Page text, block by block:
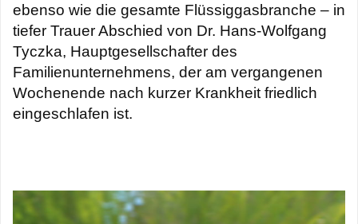
ebenso wie die gesamte Flüssiggasbranche – in
tiefer Trauer Abschied von Dr. Hans‑Wolfgang
Tyczka, Hauptgesellschafter des
Familienunternehmens, der am vergangenen
Wochenende nach kurzer Krankheit friedlich
eingeschlafen ist.